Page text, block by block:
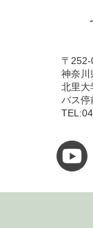
〒252-
神奈川
北里大
バス停